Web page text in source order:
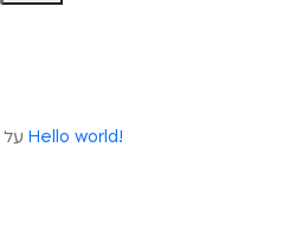
Hello world!